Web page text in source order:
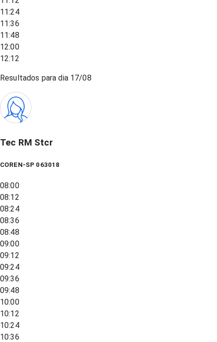
11:24
11:36
11:48
12:00
12:12
Resultados para dia 17/08
Tec RM Stcr
COREN-SP 063018
08:00
08:12
08:24
08:36
08:48
09:00
09:12
09:24
09:36
09:48
10:00
10:12
10:24
10:36